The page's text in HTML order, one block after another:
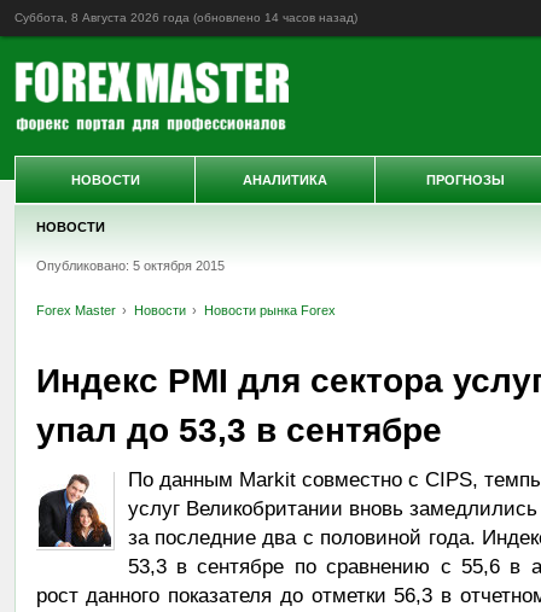
Суббота, 8 Августа 2026 года (обновлено 14 часов назад)
НОВОСТИ
Опубликовано: 5 октября 2015
Forex Master Новости Новости рынка Forex
Индекс PMI для сектора
упал до 53,3 в сентябре
По данным Markit совместно с CIPS,
услуг Великобритании вновь
за последние два с половиной года.
53,3 в сентябре по сравнению с 55,6 в
рост данного показателя до отметки 56,3 в
НОВОСТИ АНАЛИТИКА ПРОГНОЗЫ